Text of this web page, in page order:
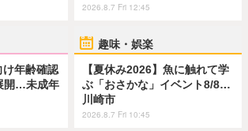
2026.8.7 Fri 12:45
年齢確認
開…未成年
趣味・娯楽
【夏休み2026】魚に触れて学
ぶ「おさかな」イベント8/8…
川崎市
2026.8.7 Fri 10:45